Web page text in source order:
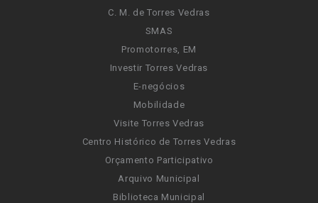
C. M. de Torres Vedras
SMAS
Promotorres, EM
Investir Torres Vedras
E-negócios
Mobilidade
Visite Torres Vedras
Centro Histórico de Torres Vedras
Orçamento Participativo
Arquivo Municipal
Biblioteca Municipal